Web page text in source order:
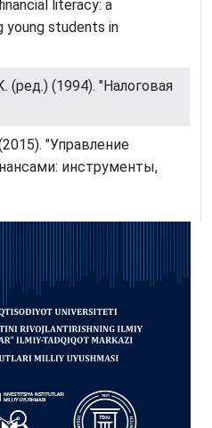
literacy: a
young students in
(ред.) (1994). "Налоговая
"Управление
инструменты,